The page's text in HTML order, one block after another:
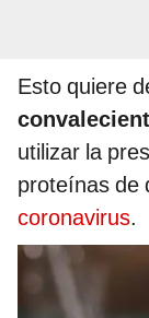
Esto quiere
utilizar la
proteínas de
coronavirus.